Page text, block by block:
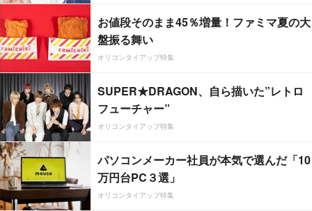
お値段そのまま45％増量！ファミマ夏の大
盤振る舞い
オリコンタイアップ特集
SUPER★DRAGON、自ら描いた”レトロ
フューチャー”
オリコンタイアップ特集
パソコンメーカー社員が本気で選んだ「10
万円台PC３選」
オリコンタイアップ特集